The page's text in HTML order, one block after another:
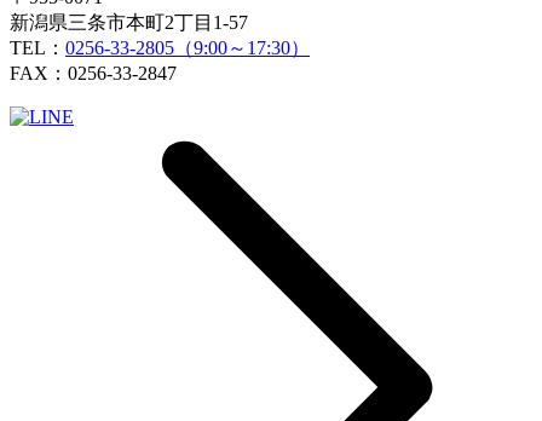
新潟県三条市本町2丁目1-57
TEL： 0256-33-2805（9:00～17:30）
FAX：0256-33-2847